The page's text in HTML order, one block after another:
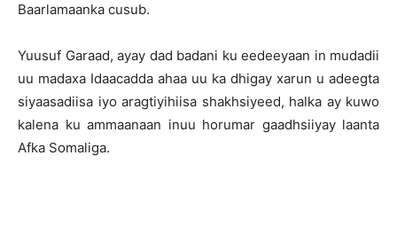
Baarlamaanka cusub.
Yuusuf Garaad, ayay dad badani ku eedeeyaan in mudadii
uu madaxa Idaacadda ahaa uu ka dhigay xarun u adeegta
siyaasadiisa iyo aragtiyihiisa shakhsiyeed, halka ay kuwo
kalena ku ammaanaan inuu horumar gaadhsiiyay laanta
Afka Somaliga.